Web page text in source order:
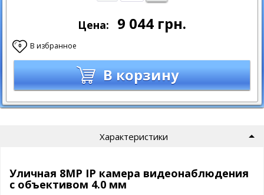
Цена: 9 044 грн.
0 В избранное
В корзину
Характеристики
Уличная 8МР IP камера видеонаблюдения
с объективом 4.0 мм